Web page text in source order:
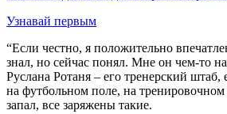
Узнавай первым
“Если честно, я положительно
знал, но сейчас понял. Мне он чем-то
Руслана Ротаня – его тренерский штаб,
на футбольном поле, на тренировочном
запал, все заряжены такие.